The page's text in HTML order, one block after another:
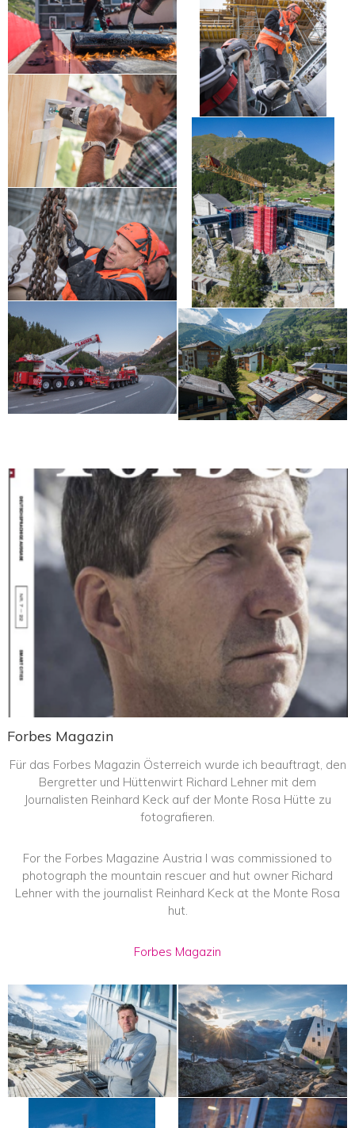
Forbes Magazin
Für das Forbes Magazin Österreich wurde ich beauftragt, den
Bergretter und Hüttenwirt Richard Lehner mit dem
Journalisten Reinhard Keck auf der Monte Rosa Hütte zu
fotografieren.
For the Forbes Magazine Austria I was commissioned to
photograph the mountain rescuer and hut owner Richard
Lehner with the journalist Reinhard Keck at the Monte Rosa
hut.
Forbes Magazin